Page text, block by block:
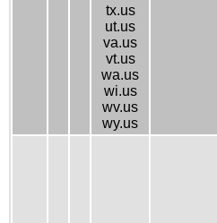
tx.us
ut.us
va.us
vt.us
wa.us
wi.us
wv.us
wy.us